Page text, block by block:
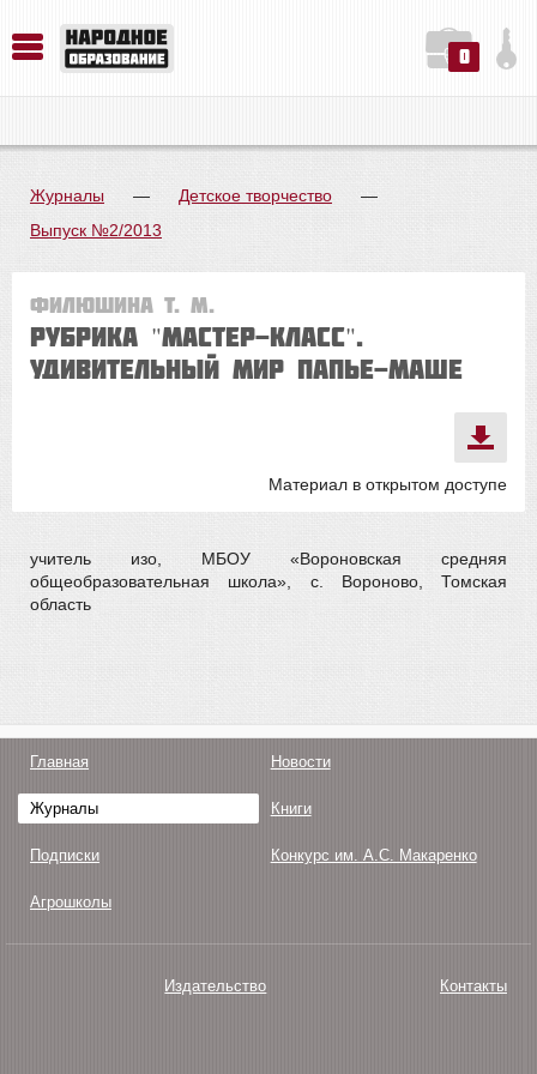
0
Журналы — Детское творчество
—
Выпуск №2/2013
Филюшина Т. М.
Рубрика "Мастер-класс".
УДИВИТЕЛЬНЫЙ МИР ПАПЬЕ-МАШЕ
Материал в открытом доступе
учитель изо, МБОУ «Вороновская средняя
общеобразовательная школа», с. Вороново, Томская
область
Главная Новости
Журналы Книги
Подписки Конкурс им. А.С. Макаренко
Агрошколы
Издательство Контакты